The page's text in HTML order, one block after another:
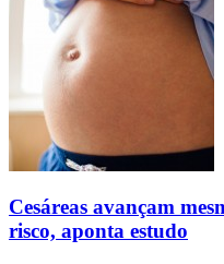
Cesáreas avançam
risco, aponta estudo